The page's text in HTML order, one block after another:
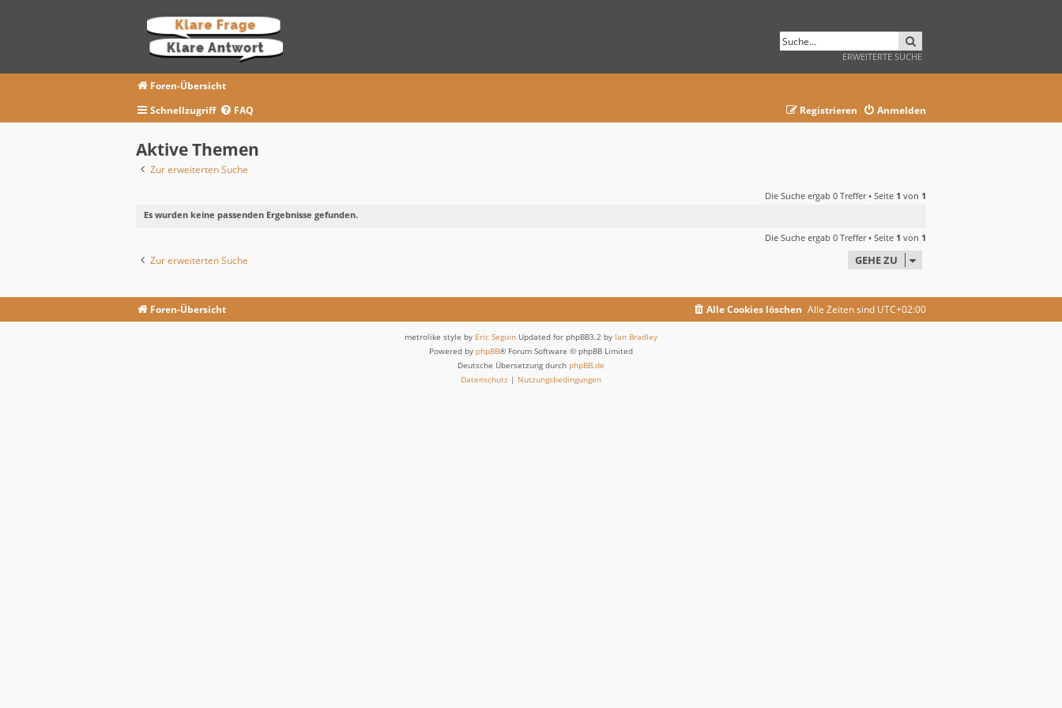
ERWEITERTE SUCHE
Foren-Übersicht
Schnellzugriff
FAQ Anmelden
Registrieren
Aktive Themen
Zur erweiterten Suche
Die Suche ergab 0 Treffer • Seite 1 von 1
Es wurden keine passenden Ergebnisse gefunden.
Die Suche ergab 0 Treffer • Seite 1 von 1
Zur erweiterten Suche GEHE ZU
Foren-Übersicht Alle Zeiten sind UTC+02:00
Alle Cookies löschen
metrolike style by Eric Seguin Updated for phpBB3.2 by Ian Bradley
Powered by phpBB® Forum Software © phpBB Limited
Deutsche Übersetzung durch phpBB.de
Datenschutz | Nutzungsbedingungen